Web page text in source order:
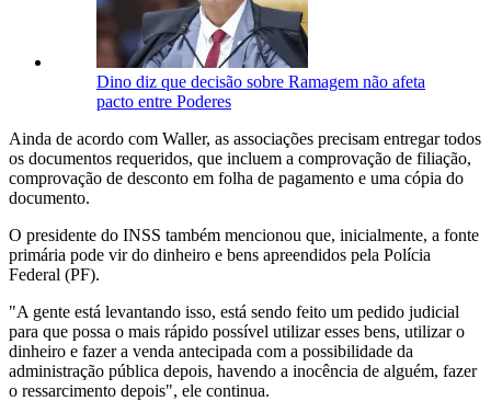
Dino diz que decisão sobre Ramagem não afeta
pacto entre Poderes
Ainda de acordo com Waller, as associações precisam entregar todos
os documentos requeridos, que incluem a comprovação de filiação,
comprovação de desconto em folha de pagamento e uma cópia do
documento.
O presidente do INSS também mencionou que, inicialmente, a fonte
primária pode vir do dinheiro e bens apreendidos pela Polícia
Federal (PF).
"A gente está levantando isso, está sendo feito um pedido judicial
para que possa o mais rápido possível utilizar esses bens, utilizar o
dinheiro e fazer a venda antecipada com a possibilidade da
administração pública depois, havendo a inocência de alguém, fazer
o ressarcimento depois", ele continua.